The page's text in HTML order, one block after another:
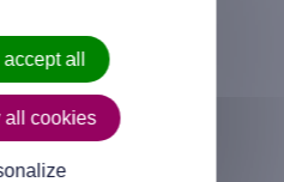
all
all cookies